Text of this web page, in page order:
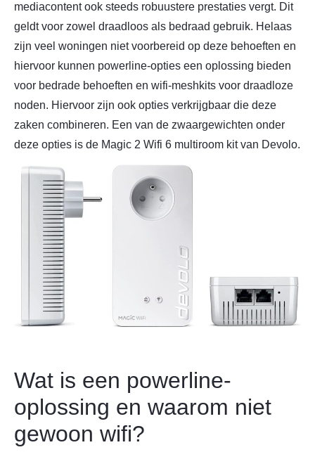
mediacontent ook steeds robuustere prestaties vergt. Dit
geldt voor zowel draadloos als bedraad gebruik. Helaas
zijn veel woningen niet voorbereid op deze behoeften en
hiervoor kunnen powerline-opties een oplossing bieden
voor bedrade behoeften en wifi-meshkits voor draadloze
noden. Hiervoor zijn ook opties verkrijgbaar die deze
zaken combineren. Een van de zwaargewichten onder
deze opties is de Magic 2 Wifi 6 multiroom kit van Devolo.
Wat is een powerline-
oplossing en waarom niet
gewoon wifi?